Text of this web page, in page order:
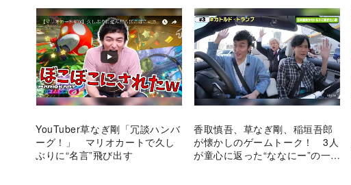
YouTuber草なぎ剛「冗談ハンバ
ーグ！」 マリオカートで久し
ぶりに“名言”飛び出す
香取慎吾、草なぎ剛、稲垣吾郎
が懐かしのゲームトーク！ 3人
が童心に返った“ななにー”の一コ